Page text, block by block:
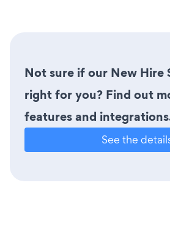
Not sure if our New Hire
right for you? Find out
features and
See the